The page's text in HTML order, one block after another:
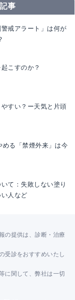
事
戒アラート」は何が
こすのか？
すい？ー天気と片頭
める「禁煙外来」は今
て：失敗しない塗り
人など
の提供は、診断・治療
受診をおすすめいたし
に関して、弊社は一切